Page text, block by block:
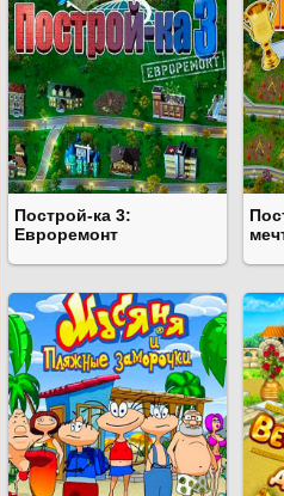
Построй-ка 3:
Евроремонт